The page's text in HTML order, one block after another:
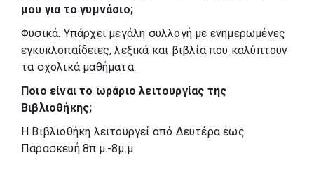
μου για το γυμνάσιο;
Φυσικά. Υπάρχει μεγάλη συλλογή με ενημερωμένες
εγκυκλοπαίδειες, λεξικά και βιβλία που καλύπτουν
τα σχολικά μαθήματα.
Ποιο είναι το ωράριο λειτουργίας της
Βιβλιοθήκης;
Η Βιβλιοθήκη λειτουργεί από Δευτέρα έως
Παρασκευή 8π.μ.-8μ.μ